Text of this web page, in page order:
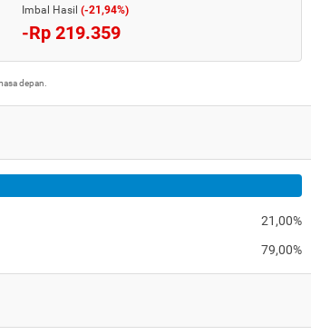
Imbal Hasil (-21,94%)
-Rp 219.359
depan.
21,00%
79,00%